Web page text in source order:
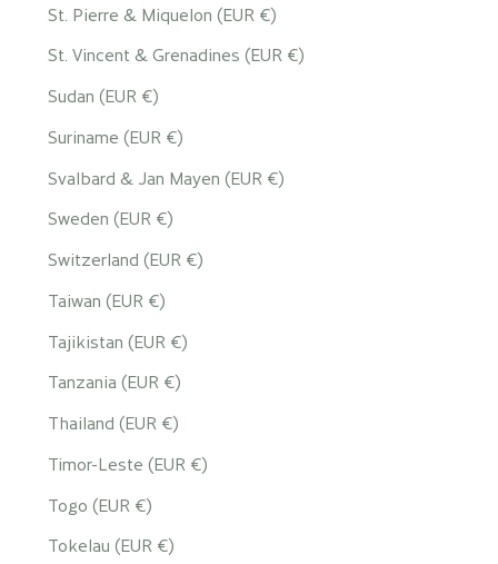
St. Pierre & Miquelon (EUR €)
St. Vincent & Grenadines (EUR €)
Sudan (EUR €)
Suriname (EUR €)
Svalbard & Jan Mayen (EUR €)
Sweden (EUR €)
Switzerland (EUR €)
Taiwan (EUR €)
Tajikistan (EUR €)
Tanzania (EUR €)
Thailand (EUR €)
Timor-Leste (EUR €)
Togo (EUR €)
Tokelau (EUR €)